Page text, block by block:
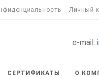
Личный
e-mail:
СЕРТИФИКАТЫ О